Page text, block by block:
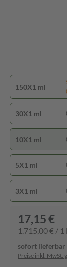
150X1 ml
30X1 ml
10X1 ml
5X1 ml
3X1 ml
17,15 €
1.715,00 € / 1 l
sofort lieferbar
Preise inkl. MwSt.